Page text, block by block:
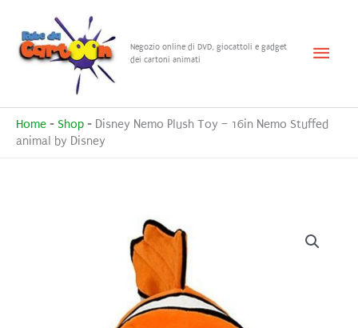
contenuto
Negozio online di DVD, giocattoli e gadget
dei cartoni animati
Menu
Home - Shop - Disney Nemo Plush Toy – 16in Nemo Stuffed
animal by Disney